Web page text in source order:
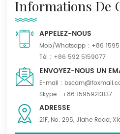
Informations De
APPELEZ-NOUS
Mob/Whatsapp : +86
Tél : +86 592 5159077
ENVOYEZ-NOUS UN
E-mail :
Skype : +86 15959213137
ADRESSE
21F, No. 295, Jiahe Road,